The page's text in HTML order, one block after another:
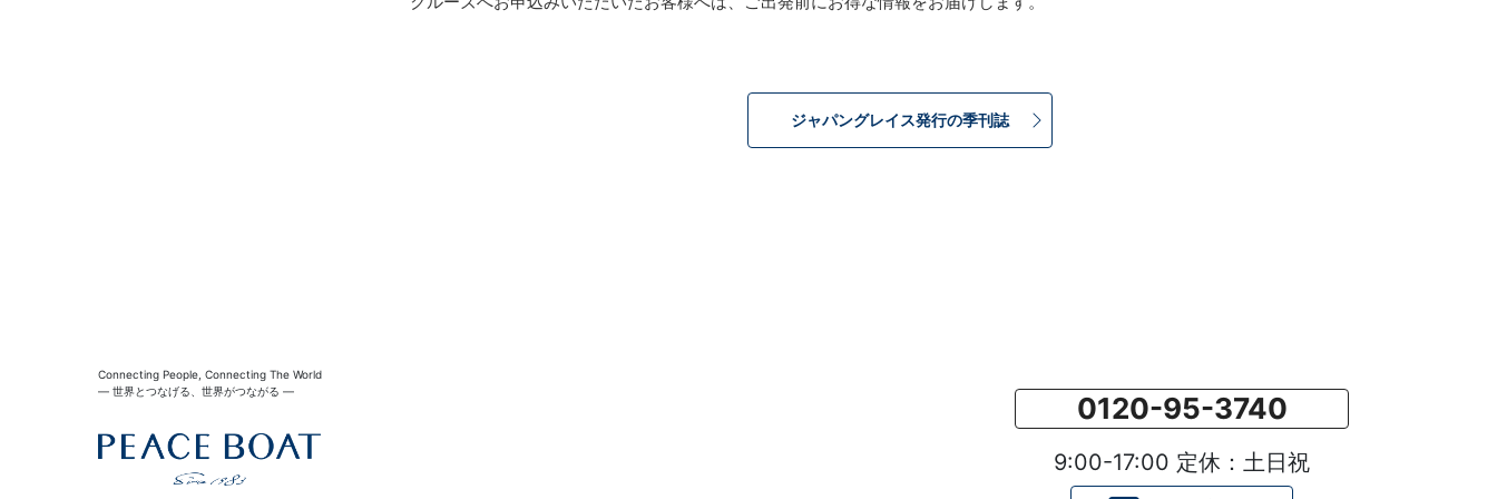
ジャパングレイス発行の季刊誌
0120-95-3740
9:00-17:00 定休：土日祝
Connecting People, Connecting The World
― 世界とつなげる、世界がつながる ―